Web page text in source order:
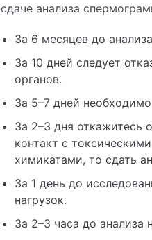
сдаче анализа
За 6 месяцев до
За 10 дней следует
органов.
За 5–7 дней
За 2–3 дня откажитесь
контакт с
химикатами, то сдать
За 1 день до
нагрузок.
За 2–3 часа до анализа